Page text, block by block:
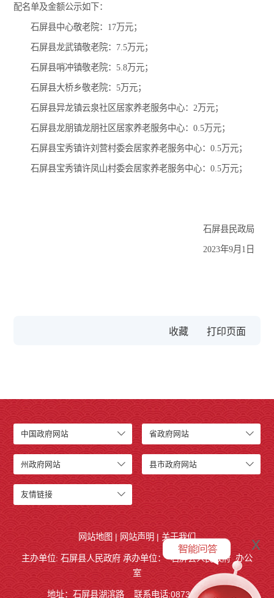
配名单及金额公示如下：
石屏县中心敬老院：17万元；
石屏县龙武镇敬老院：7.5万元；
石屏县哨冲镇敬老院：5.8万元；
石屏县大桥乡敬老院：5万元；
石屏县异龙镇云泉社区居家养老服务中心：2万元；
石屏县龙朋镇龙朋社区居家养老服务中心：0.5万元；
石屏县宝秀镇许刘营村委会居家养老服务中心：0.5万元；
石屏县宝秀镇许凤山村委会居家养老服务中心：0.5万元；
石屏县民政局
2023年9月1日
收藏
中国政府网站 省政府网站
州政府网站 县市政府网站
友情链接
网站地图 | 网站声明 | 关于我们
主办单位: 石屏县人民政府 承办单位： 石屏县人民政府 办公
室
地址：石屏县湖滨路 联系电话:0873-4858140
x